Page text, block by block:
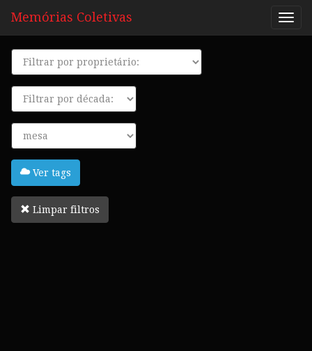
Memórias Coletivas
Proprietário
Década
Tags
Ver tags
Limpar filtros